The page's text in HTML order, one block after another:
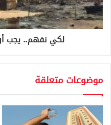
لكي نفهم.. يجب
موضوعات متعلقة